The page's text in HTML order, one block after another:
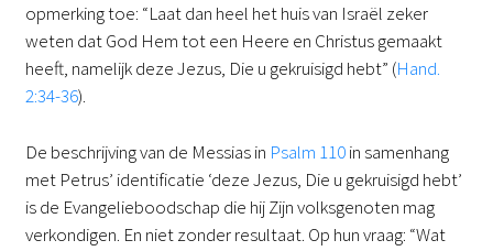
opmerking toe: “Laat dan heel het huis van Israël zeker
weten dat God Hem tot een Heere en Christus gemaakt
heeft, namelijk deze Jezus, Die u gekruisigd hebt” (Hand.
2:34-36).
De beschrijving van de Messias in Psalm 110in samenhang
met Petrus’ identificatie ‘deze Jezus, Die u gekruisigd hebt’
is de Evangelieboodschap die hij Zijn volksgenoten mag
verkondigen. En niet zonder resultaat. Op hun vraag: “Wat